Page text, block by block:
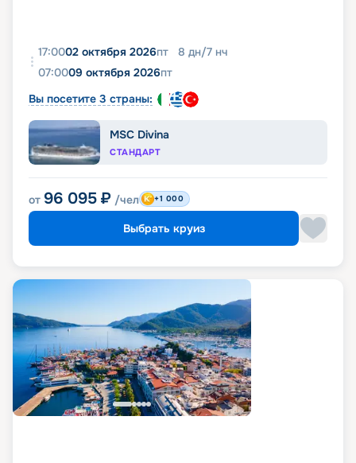
17:0002 октября 2026пт 8 дн/7 нч
07:0009 октября 2026пт
Вы посетите 3 страны:
MSC Divina
СТАНДАРТ
от 96 095 ₽ /чел +1 000
Выбрать круиз